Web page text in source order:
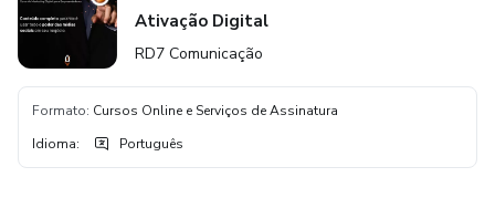
Ativação Digital
RD7 Comunicação
Formato: Cursos Online e Serviços de Assinatura
Idioma: Português